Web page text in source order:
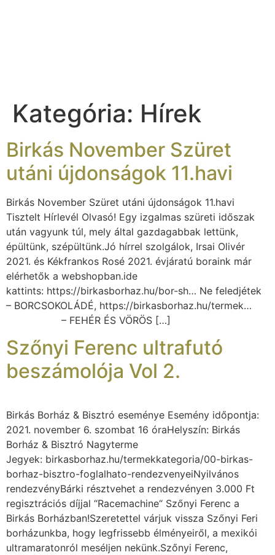
Kategória: Hírek
Birkás November Szüret
utáni újdonságok 11.havi
Birkás November Szüret utáni újdonságok 11.havi
Tisztelt Hírlevél Olvasó! Egy izgalmas szüreti időszak
után vagyunk túl, mely által gazdagabbak lettünk,
épültünk, szépültünk.Jó hírrel szolgálok, Irsai Olivér
2021. és Kékfrankos Rosé 2021. évjáratú boraink már
elérhetők a webshopban.ide
kattints: https://birkasborhaz.hu/bor-sh… Ne feledjétek
– BORCSOKOLÁDÉ, https://birkasborhaz.hu/termek…
– FEHÉR ÉS VÖRÖS […]
Szőnyi Ferenc ultrafutó
beszámolója Vol 2.
Birkás Borház & Bisztró eseménye Esemény időpontja:
2021. november 6. szombat 16 óraHelyszín: Birkás
Borház & Bisztró Nagyterme
Jegyek: birkasborhaz.hu/termekkategoria/00-birkas-
borhaz-bisztro-foglalhato-rendezvenyeiNyilvános
rendezvényBárki résztvehet a rendezvényen 3.000 Ft
regisztrációs díjjal “Racemachine“ Szőnyi Ferenc a
Birkás Borházban!Szeretettel várjuk vissza Szőnyi Feri
borházunkba, hogy legfrissebb élményeiről, a mexikói
ultramaratonról meséljen nekünk.Szőnyi Ferenc,